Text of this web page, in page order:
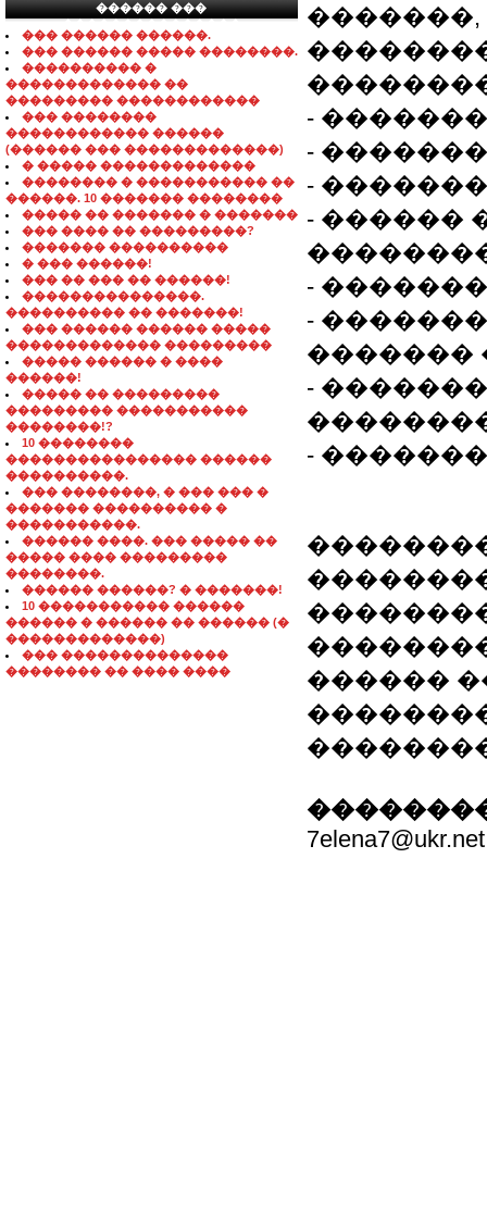
������ ���
���������������
��� ������ ������.
��� ������ ����� ��������.
���������� �
������������� ��
��������� ������������
��� ��������
������������ ������
(������ ��� �������������)
� ����� �������������
�������� � ����������� ��
������. 10 ������� ��������
����� �� ������� � �������
��� ���� �� ���������?
������� ����������
� ��� ������!
��� �� ��� �� ������!
���������������.
���������� �� �������!
��� ������ ������ �����
������������� ���������
����� ������ � ����
������!
����� �� ���������
��������� �����������
��������!?
10 ��������
���������������� ������
����������.
��� ��������, � ��� ��� �
������� ���������� �
�����������.
������ ����. ��� ����� ��
����� ���� ���������
��������.
������ ������? � �������!
10 ����������� ������
������ � ������ �� ������ (�
�������������)
��� ��������������
�������� �� ���� ����
-
-
-
- ������
-
-
�������
-
-
������
��������:
7elena7@ukr.net